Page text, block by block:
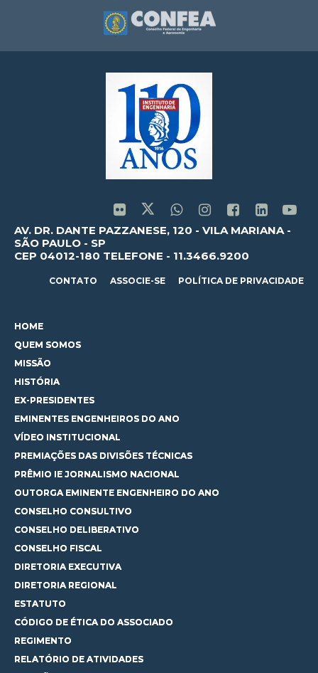
AV. DR. DANTE PAZZANESE, 120 - VILA MARIANA -
SÃO PAULO - SP
CEP 04012-180 TELEFONE - 11.3466.9200
CONTATO ASSOCIE-SE POLÍTICA DE PRIVACIDADE
HOME
QUEM SOMOS
MISSÃO
HISTÓRIA
EX-PRESIDENTES
EMINENTES ENGENHEIROS DO ANO
VÍDEO INSTITUCIONAL
PREMIAÇÕES DAS DIVISÕES TÉCNICAS
PRÊMIO IE JORNALISMO NACIONAL
OUTORGA EMINENTE ENGENHEIRO DO ANO
CONSELHO CONSULTIVO
CONSELHO DELIBERATIVO
CONSELHO FISCAL
DIRETORIA EXECUTIVA
DIRETORIA REGIONAL
ESTATUTO
CÓDIGO DE ÉTICA DO ASSOCIADO
REGIMENTO
RELATÓRIO DE ATIVIDADES